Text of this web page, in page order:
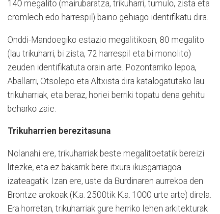
140 megalito (mairubaratza, trikuharri, tumulo, zista eta
cromlech edo harrespil) baino gehiago identifikatu dira.
Onddi-Mandoegiko estazio megalitikoan, 80 megalito
(lau trikuharri, bi zista, 72 harrespil eta bi monolito)
zeuden identifikatuta orain arte. Pozontarriko lepoa,
Aballarri, Otsolepo eta Altxista dira katalogatutako lau
trikuharriak, eta beraz, horiei berriki topatu dena gehitu
beharko zaie.
Trikuharrien berezitasuna
Nolanahi ere, trikuharriak beste megalitoetatik bereizi
litezke, eta ez bakarrik bere itxura ikusgarriagoa
izateagatik. Izan ere, uste da Burdinaren aurrekoa den
Brontze arokoak (K.a. 2500tik K.a. 1000 urte arte) direla.
Era horretan, trikuharriak gure herriko lehen arkitekturak